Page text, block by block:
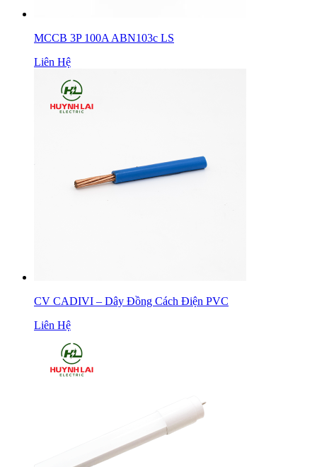
MCCB 3P 100A ABN103c LS
Liên Hệ
CV CADIVI – Dây Đồng Cách Điện PVC
Liên Hệ